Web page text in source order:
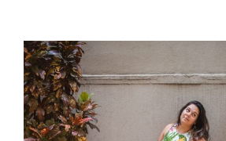
VOCÊ AMA SEU